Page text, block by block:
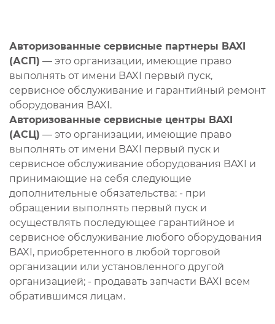
Авторизованные сервисные партнеры BAXI
(АСП) — это организации, имеющие право
выполнять от имени BAXI первый пуск,
сервисное обслуживание и гарантийный ремонт
оборудования BAXI.
Авторизованные сервисные центры BAXI
(АСЦ) — это организации, имеющие право
выполнять от имени BAXI первый пуск и
сервисное обслуживание оборудования BAXI и
принимающие на себя следующие
дополнительные обязательства: - при
обращении выполнять первый пуск и
осуществлять последующее гарантийное и
сервисное обслуживание любого оборудования
BAXI, приобретенного в любой торговой
организации или установленного другой
организацией; - продавать запчасти BAXI всем
обратившимся лицам.